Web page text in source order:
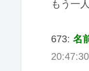
もう一
673: 名